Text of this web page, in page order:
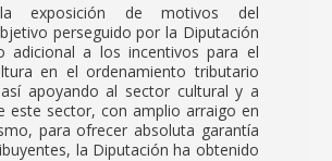
exposición de motivos del
perseguido por la Diputación
adicional a los incentivos para el
en el ordenamiento tributario
apoyando al sector cultural y a
este sector, con amplio arraigo en
para ofrecer absoluta garantía
la Diputación ha obtenido